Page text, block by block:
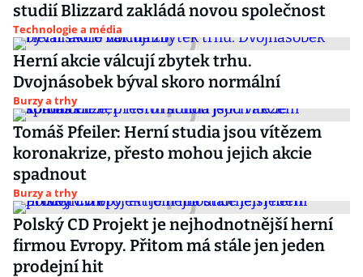
studií Blizzard zakládá novou společnost
Technologie a média
Herní akcie válcují zbytek trhu.
Dvojnásobek býval skoro normální
Burzy a trhy
Tomáš Pfeiler: Herní studia jsou vítězem
koronakrize, přesto mohou jejich akcie
spadnout
Burzy a trhy
Polský CD Projekt je nejhodnotnější herní
firmou Evropy. Přitom má stále jen jeden
prodejní hit